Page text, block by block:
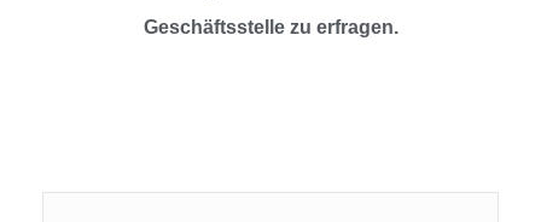
Geschäftsstelle zu erfragen.